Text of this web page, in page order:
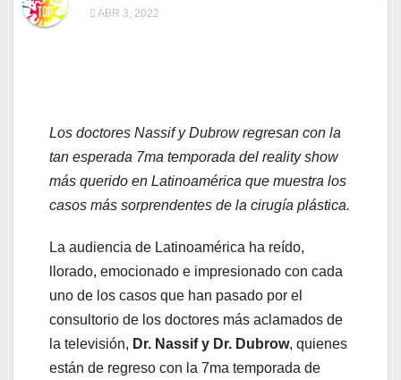
ABR 3, 2022
Los doctores Nassif y Dubrow regresan con la
tan esperada 7ma temporada del reality show
más querido en Latinoamérica que muestra los
casos más sorprendentes de la cirugía plástica.
La audiencia de Latinoamérica ha reído,
llorado, emocionado e impresionado con cada
uno de los casos que han pasado por el
consultorio de los doctores más aclamados de
la televisión, Dr. Nassif y Dr. Dubrow, quienes
están de regreso con la 7ma temporada de